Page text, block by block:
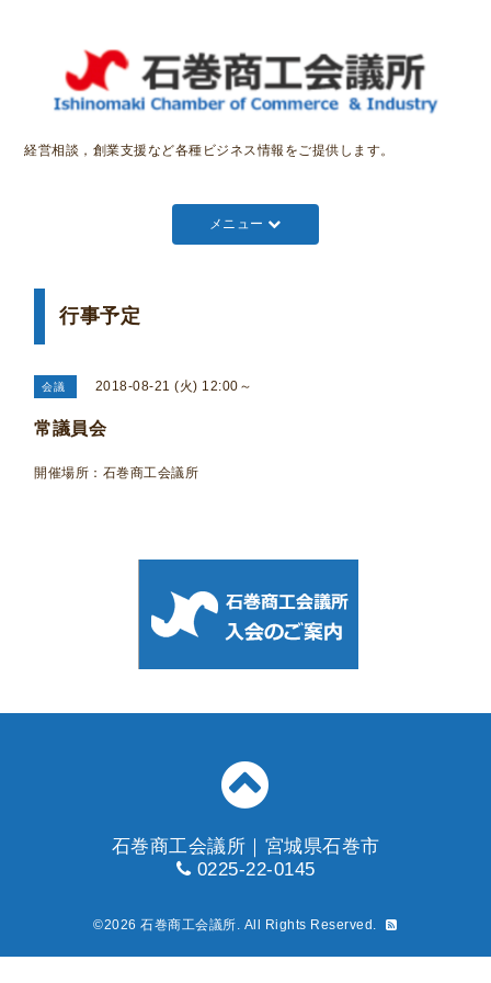
経営相談，創業支援など各種ビジネス情報をご提供します。
メニュー
行事予定
会議 2018-08-21 (火) 12:00～
常議員会
開催場所：石巻商工会議所
石巻商工会議所｜宮城県石巻市
0225-22-0145
©2026石巻商工会議所. All Rights Reserved.